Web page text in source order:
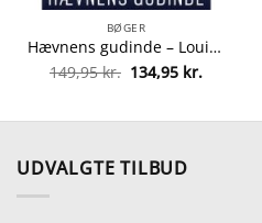
BØGER
Hævnens gudinde – Louise Rick 5 – Paperback fra 9788771080711
149,95kr. Den
oprindelige
149,95 kr..
134,95 kr.
aktuelle
134,95
UDVALGTE TILBUD